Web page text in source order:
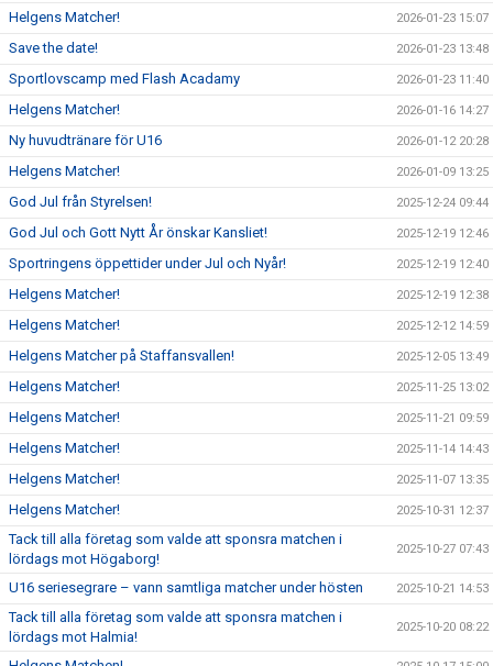
Helgens Matcher! 2026-01-23 15:07
Save the date! 2026-01-23 13:48
Sportlovscamp med Flash Acadamy 2026-01-23 11:40
Helgens Matcher! 2026-01-16 14:27
Ny huvudtränare för U16 2026-01-12 20:28
Helgens Matcher! 2026-01-09 13:25
God Jul från Styrelsen! 2025-12-24 09:44
God Jul och Gott Nytt År önskar Kansliet! 2025-12-19 12:46
Sportringens öppettider under Jul och Nyår! 2025-12-19 12:40
Helgens Matcher! 2025-12-19 12:38
Helgens Matcher! 2025-12-12 14:59
Helgens Matcher på Staffansvallen! 2025-12-05 13:49
Helgens Matcher! 2025-11-25 13:02
Helgens Matcher! 2025-11-21 09:59
Helgens Matcher! 2025-11-14 14:43
Helgens Matcher! 2025-11-07 13:35
Helgens Matcher! 2025-10-31 12:37
Tack till alla företag som valde att sponsra matchen i
lördags mot Högaborg!
2025-10-27 07:43
U16 seriesegrare – vann samtliga matcher under hösten 2025-10-21 14:53
Tack till alla företag som valde att sponsra matchen i
lördags mot Halmia!
2025-10-20 08:22